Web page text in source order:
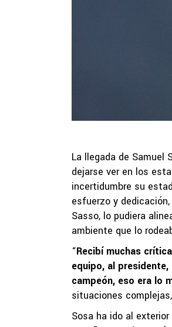
La llegada de Samuel
dejarse ver en los
incertidumbre su
esfuerzo y
Sasso, lo pudiera
ambiente que lo
“Recibí muchas
equipo, al
campeón, eso era lo
situaciones
Sosa ha ido al